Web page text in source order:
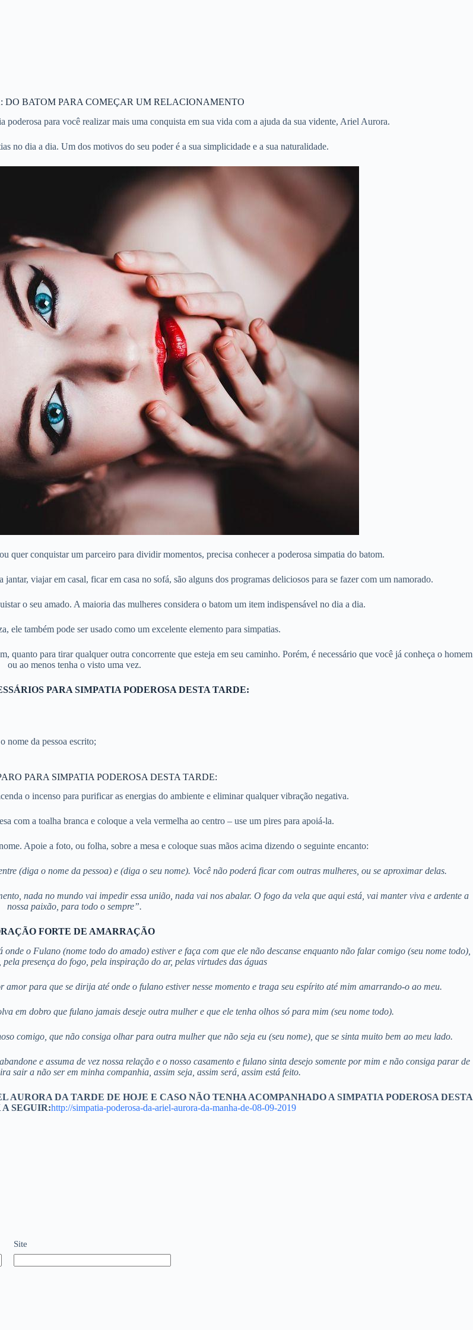
DO BATOM PARA COMEÇAR UM RELACIONAMENTO
poderosa para você realizar mais uma conquista em sua vida com a ajuda da sua vidente, Ariel Aurora.
no dia a dia. Um dos motivos do seu poder é a sua simplicidade e a sua naturalidade.
quer conquistar um parceiro para dividir momentos, precisa conhecer a poderosa simpatia do batom.
viajar em casal, ficar em casa no sofá, são alguns dos programas deliciosos para se fazer com um namorado.
o seu amado. A maioria das mulheres considera o batom um item indispensável no dia a dia.
ele também pode ser usado como um excelente elemento para simpatias.
quanto para tirar qualquer outra concorrente que esteja em seu caminho. Porém, é necessário que você já conheça o homem
ou ao menos tenha o visto uma vez.
PARA SIMPATIA PODEROSA DESTA TARDE:
nome da pessoa escrito;
PARA SIMPATIA PODEROSA DESTA TARDE:
o incenso para purificar as energias do ambiente e eliminar qualquer vibração negativa.
com a toalha branca e coloque a vela vermelha ao centro – use um pires para apoiá-la.
Apoie a foto, ou folha, sobre a mesa e coloque suas mãos acima dizendo o seguinte encanto:
(diga o nome da pessoa) e (diga o seu nome). Você não poderá ficar com outras mulheres, ou se aproximar delas.
nada no mundo vai impedir essa união, nada vai nos abalar. O fogo da vela que aqui está, vai manter viva e ardente a
nossa paixão, para todo o sempre”.
FORTE DE AMARRAÇÃO
o Fulano (nome todo do amado) estiver e faça com que ele não descanse enquanto não falar comigo (seu nome todo),
presença do fogo, pela inspiração do ar, pelas virtudes das águas
para que se dirija até onde o fulano estiver nesse momento e traga seu espírito até mim amarrando-o ao meu.
em dobro que fulano jamais deseje outra mulher e que ele tenha olhos só para mim (seu nome todo).
comigo, que não consiga olhar para outra mulher que não seja eu (seu nome), que se sinta muito bem ao meu lado.
e assuma de vez nossa relação e o nosso casamento e fulano sinta desejo somente por mim e não consiga parar de
sair a não ser em minha companhia, assim seja, assim será, assim está feito.
AURORA DA TARDE DE HOJE E CASO NÃO TENHA ACOMPANHADO A SIMPATIA PODEROSA DESTA
SEGUIR:http://simpatia-poderosa-da-ariel-aurora-da-manha-de-08-09-2019
Site